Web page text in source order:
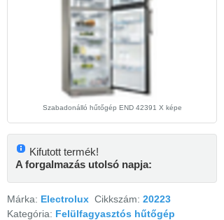
Szabadonálló hűtőgép END 42391 X képe
Kifutott termék!
A forgalmazás utolsó napja:
Márka: Electrolux Cikkszám: 20223
Kategória: Felülfagyasztós hűtőgép